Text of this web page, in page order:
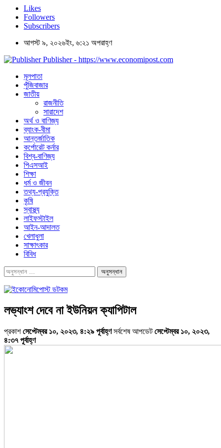
Likes
Followers
Subscribers
আগস্ট ৯, ২০২৬ইং, ৬:২১ অপরাহ্ণ
Publisher - https://www.economipost.com
মূলপাতা
পুঁজিবাজার
জাতীয়
রাজনীতি
সারাদেশ
অর্থ ও বাণিজ্য
ব্যাংক-বীমা
আন্তর্জাতিক
কর্পোরেট কর্নার
বিশ্ব-বাণিজ্য
পিএসআই
শিক্ষা
ধর্ম ও জীবন
তথ্য-প্রযুক্তি
কৃষি
স্বাস্থ্য
লাইফস্টাইল
আইন-আদালত
খেলাধুলা
সাক্ষাৎকার
বিবিধ
লভ্যাংশ দেবে না ইউনিয়ন ক্যাপিটাল
প্রকাশসেপ্টেম্বর ১০, ২০২৩, ৪:২৯ পূর্বাহ্ণ সর্বশেষ আপডেটসেপ্টেম্বর ১০, ২০২৩,
৪:৩৭ পূর্বাহ্ণ